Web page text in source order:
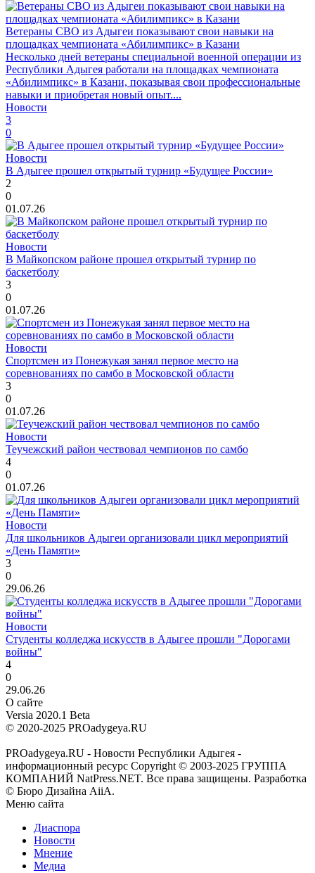
Ветераны СВО из Адыгеи показывают свои навыки на
площадках чемпионата «Абилимпикс» в Казани
Несколько дней ветераны специальной военной операции из
Республики Адыгея работали на площадках чемпионата
«Абилимпикс» в Казани, показывая свои профессиональные
навыки и приобретая новый опыт....
Новости
3
0
Новости
В Адыгее прошел открытый турнир «Будущее России»
2
0
01.07.26
Новости
В Майкопском районе прошел открытый турнир по
баскетболу
3
0
01.07.26
Новости
Спортсмен из Понежукая занял первое место на
соревнованиях по самбо в Московской области
3
0
01.07.26
Новости
Теучежский район чествовал чемпионов по самбо
4
0
01.07.26
Новости
Для школьников Адыгеи организовали цикл мероприятий
«День Памяти»
3
0
29.06.26
Новости
Студенты колледжа искусств в Адыгее прошли "Дорогами
войны"
4
0
29.06.26
О сайте
Versia 2020.1 Beta
© 2020-2025 PROadygeya.RU
PROadygeya.RU - Новости Республики Адыгея -
информационный ресурс Copyright © 2003-2025 ГРУППА
КОМПАНИЙ NatPress.NET. Все права защищены. Разработка
© Бюро Дизайна AiiA.
Меню сайта
Диаспора
Новости
Мнение
Медиа